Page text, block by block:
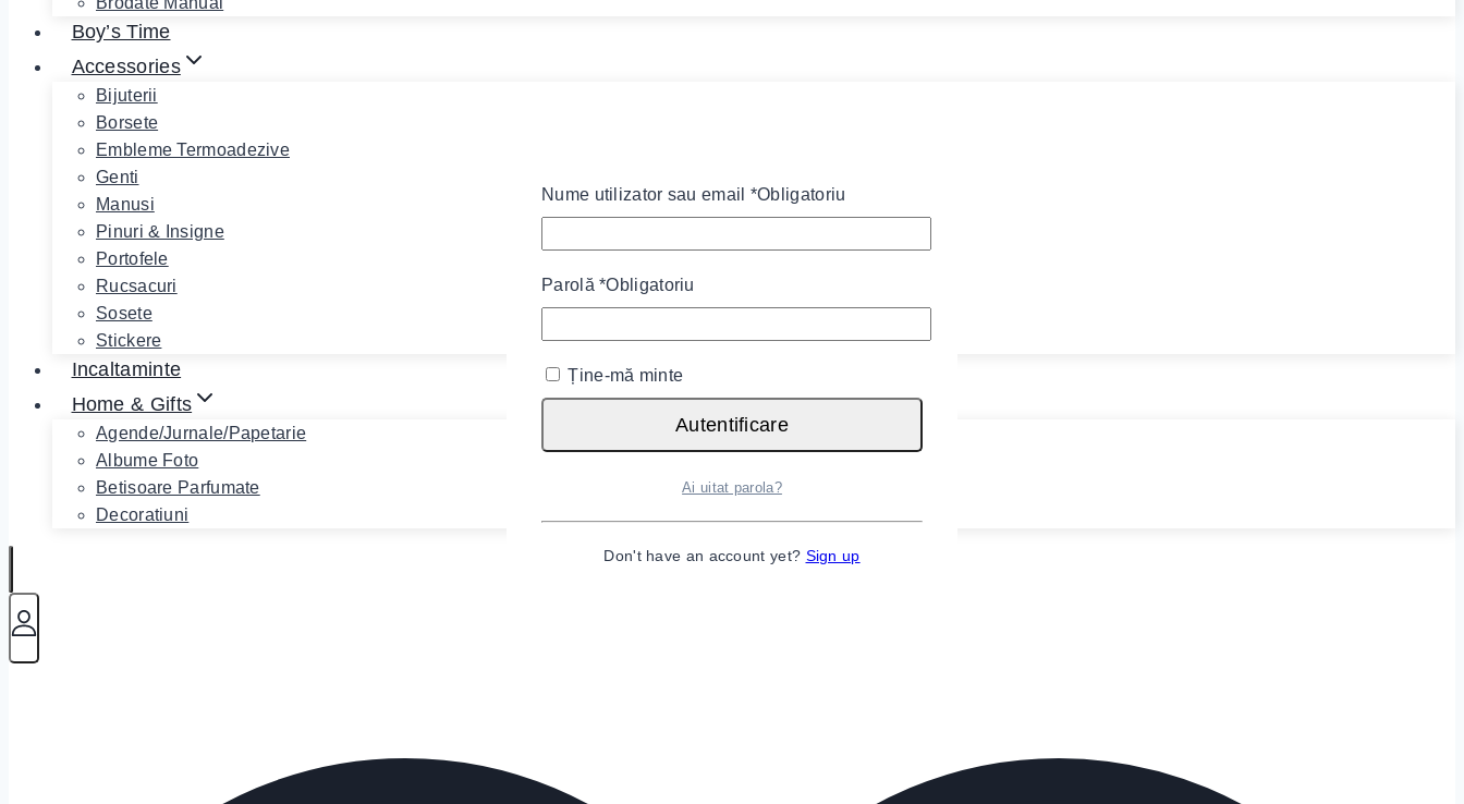
Boy’s Time
Accessories
Bijuterii
Borsete
Embleme Termoadezive
Genti
Manusi
Pinuri & Insigne
Portofele
Rucsacuri
Sosete
Stickere
Incaltaminte
Home & Gifts
Agende/Jurnale/Papetarie
Albume Foto
Betisoare Parfumate
Decoratiuni
Nume utilizator sau email *Obligatoriu
Parolă*Obligatoriu
Ține-mă minte
Autentificare
Ai uitat parola?
Don't have an account yet? Sign up